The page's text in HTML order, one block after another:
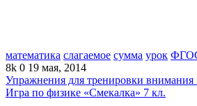
математика слагаемое сумма урок
8k 0 19 мая, 2014
Упражнения для тренировки
Игра по физике «Смекалка» 7 кл.